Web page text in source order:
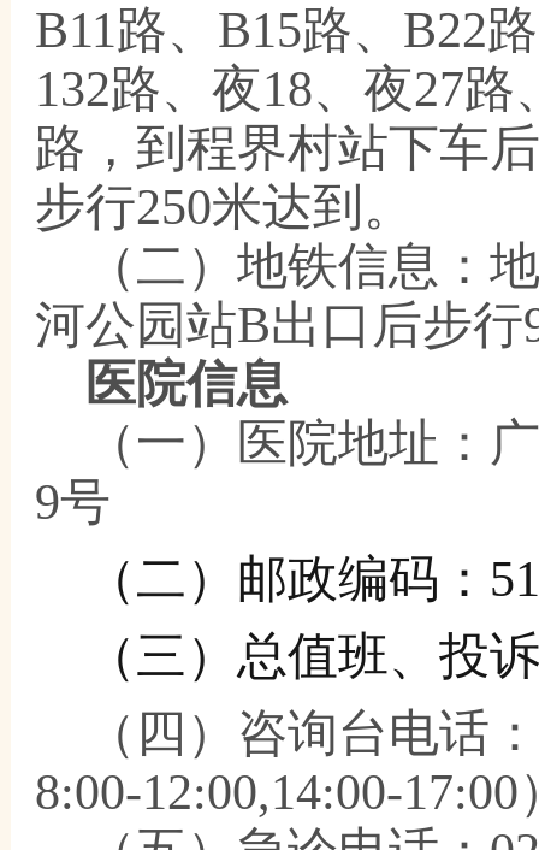
B11路、B15路、B22
132路、夜18、夜27
路，到程界村站下车
步行250米达到。
（二）地铁信息：
河公园站B出口后步行
医院信息
（一）
医院地址：
9号
（二）邮政编码：
（三）总值班、投
（四）咨询台电话
8:00-12:00,14:00-17:00